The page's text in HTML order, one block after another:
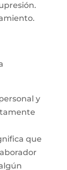
y
que